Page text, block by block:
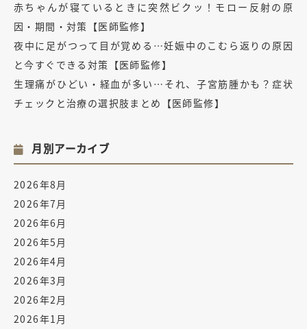
赤ちゃんが寝ているときに突然ビクッ！モロー反射の原
因・期間・対策【医師監修】
夜中に足がつって目が覚める…妊娠中のこむら返りの原因
と今すぐできる対策【医師監修】
生理痛がひどい・経血が多い…それ、子宮筋腫かも？症状
チェックと治療の選択肢まとめ【医師監修】
月別アーカイブ
2026年8月
2026年7月
2026年6月
2026年5月
2026年4月
2026年3月
2026年2月
2026年1月